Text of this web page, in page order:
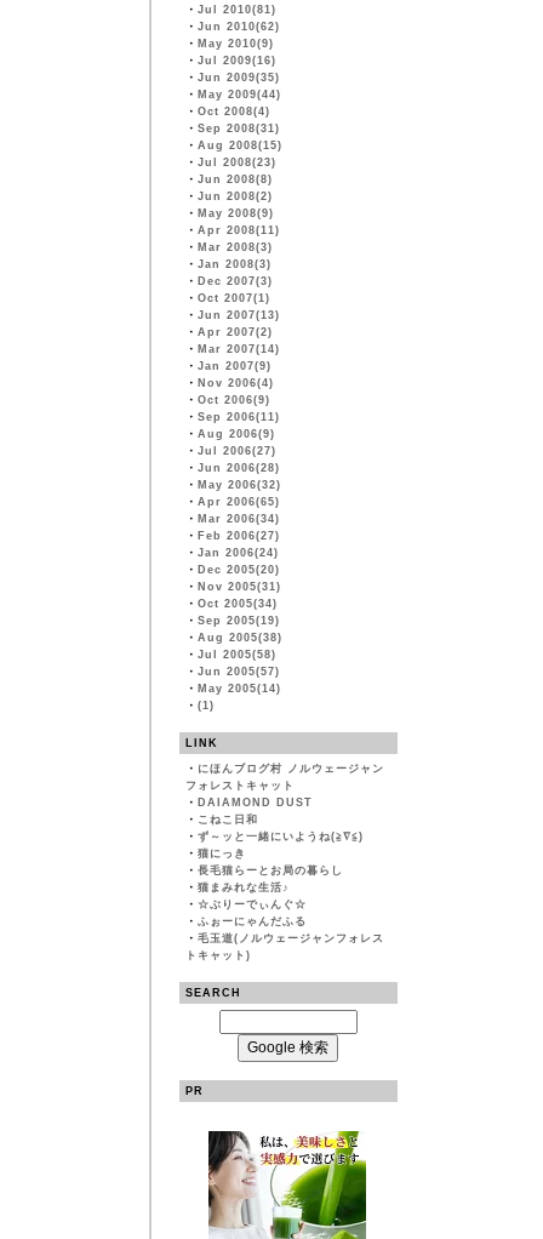
・ Jul 2010(81)
・ Jun 2010(62)
・ May 2010(9)
・ Jul 2009(16)
・ Jun 2009(35)
・ May 2009(44)
・ Oct 2008(4)
・ Sep 2008(31)
・ Aug 2008(15)
・ Jul 2008(23)
・ Jun 2008(8)
・ Jun 2008(2)
・ May 2008(9)
・ Apr 2008(11)
・ Mar 2008(3)
・ Jan 2008(3)
・ Dec 2007(3)
・ Oct 2007(1)
・ Jun 2007(13)
・ Apr 2007(2)
・ Mar 2007(14)
・ Jan 2007(9)
・ Nov 2006(4)
・ Oct 2006(9)
・ Sep 2006(11)
・ Aug 2006(9)
・ Jul 2006(27)
・ Jun 2006(28)
・ May 2006(32)
・ Apr 2006(65)
・ Mar 2006(34)
・ Feb 2006(27)
・ Jan 2006(24)
・ Dec 2005(20)
・ Nov 2005(31)
・ Oct 2005(34)
・ Sep 2005(19)
・ Aug 2005(38)
・ Jul 2005(58)
・ Jun 2005(57)
・ May 2005(14)
・ (1)
LINK
・ にほんブログ村 ノルウェージャン
フォレストキャット
・ DAIAMOND DUST
・ こねこ日和
・ ず～ッと一緒にいようね(≧∇≦)
・ 猫にっき
・ 長毛猫らーとお局の暮らし
・ 猫まみれな生活♪
・ ☆ぶりーでぃんぐ☆
・ ふぉーにゃんだふる
・ 毛玉道(ノルウェージャンフォレス
トキャット)
SEARCH
PR